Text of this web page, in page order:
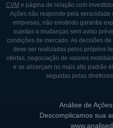
CVM e página de relação com
Ações não responde pela
empresas, não existindo garantia
sujeitas a mudanças sem aviso
condições de mercado. As decisões
deve ser realizadas pelos próprios
ofertas, negociação de valores
e se alicerçam no mais alto padrão
seguidas pelas
Análise de
Descomplicamos sua